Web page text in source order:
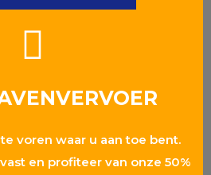
voren waar u aan toe bent.
en profiteer van onze 50%